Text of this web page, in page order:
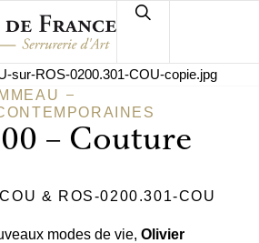
– Couture
& ROS-0200.301-COU
modes de vie, Olivier